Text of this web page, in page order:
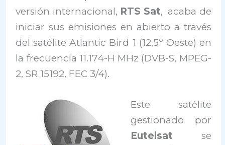
versión internacional, RTS Sat, acaba de
iniciar sus emisiones en abierto a través
del satélite Atlantic Bird 1 (12,5º Oeste) en
la frecuencia 11.174-H MHz (DVB-S, MPEG-
2, SR 15192, FEC 3/4).
Este satélite
gestionado por
Eutelsat se